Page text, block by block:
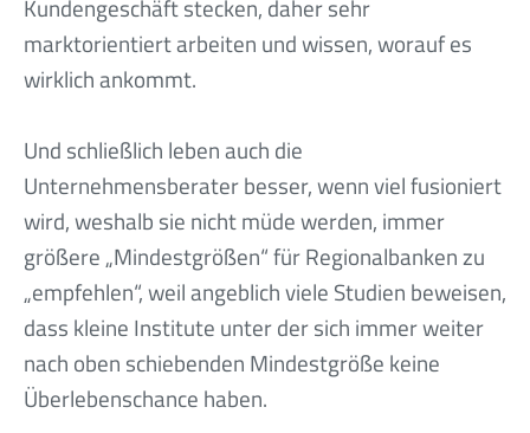
Kundengeschäft stecken, daher sehr
marktorientiert arbeiten und wissen, worauf es
wirklich ankommt.
Und schließlich leben auch die
Unternehmensberater besser, wenn viel fusioniert
wird, weshalb sie nicht müde werden, immer
größere „Mindestgrößen“ für Regionalbanken zu
„empfehlen“, weil angeblich viele Studien beweisen,
dass kleine Institute unter der sich immer weiter
nach oben schiebenden Mindestgröße keine
Überlebenschance haben.